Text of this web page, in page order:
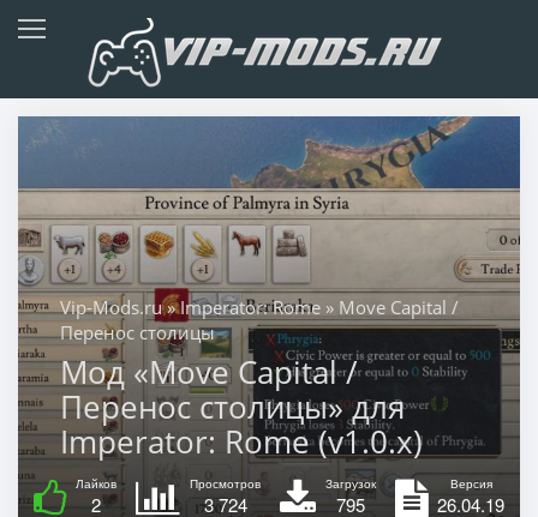
Vip-Mods.ru»Imperator: Rome» Move Capital /
Перенос столицы
Мод «Move Capital /
Перенос столицы» для
Imperator: Rome (v1.0.x)
Лайков
2
Просмотров
3 724
Загрузок
795
Версия
26.04.19